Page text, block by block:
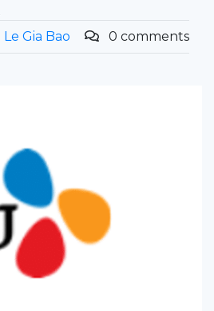
Le Gia Bao 0 comments